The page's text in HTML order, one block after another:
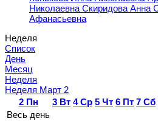
Николаевна Скиридова Анна
Афанасьевна
Неделя
Список
День
Месяц
Неделя
Неделя Март 2
2 Пн 3 Вт 4 Ср 5 Чт 6 Пт 7 Сб
Весь день